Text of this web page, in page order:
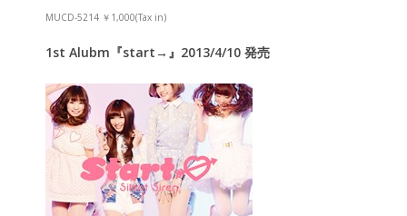
MUCD-5214 ￥1,000(Tax in)
1st Alubm『start→』2013/4/10 発売